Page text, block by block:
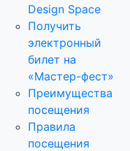
Design Space
Получить
электронный
билет на
«Мастер-фест»
Преимущества
посещения
Правила
посещения